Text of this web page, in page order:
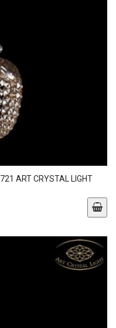
ART CRYSTAL LIGHT